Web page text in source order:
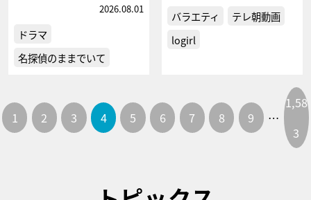
2026.08.01
ドラマ
名探偵のままでいて
バラエティ
テレ朝動画
logirl
1 2 3 4 5 6 7 8 9 …
1,58
3